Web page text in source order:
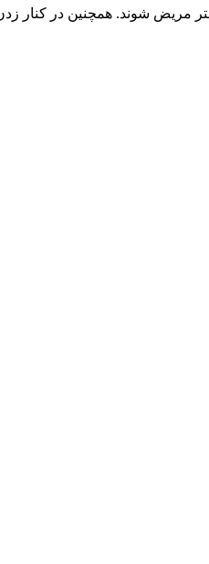
مریض شوند. همچنین در کنار